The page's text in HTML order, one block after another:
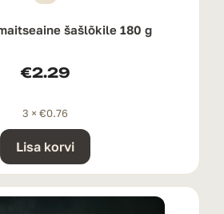
šašlõkile 180 g
€2.29
3 × €0.76
Lisa korvi